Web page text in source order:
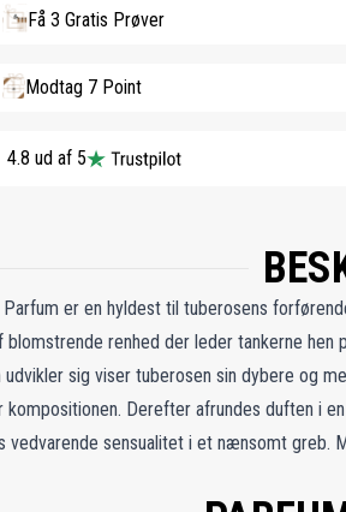
Få 3 Gratis Prøver
Modtag 7 Point
4.8 ud af 5
Parfum er en hyldest til tuberosens
renhed der leder tankerne
sig viser tuberosen sin dybere og
kompositionen. Derefter afrundes duften i
vedvarende sensualitet i et nænsomt greb.
og rammer den perfekte balance